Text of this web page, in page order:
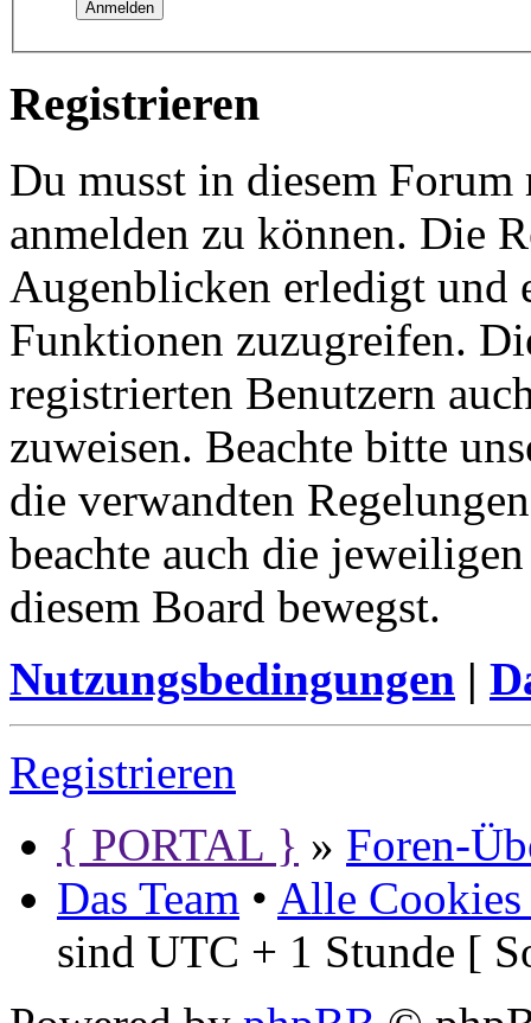
Registrieren
Du musst in diesem
anmelden zu können. Die
Augenblicken erledigt und
Funktionen zuzugreifen.
registrierten Benutzern
zuweisen. Beachte bitte
die verwandten
beachte auch die
diesem Board bewegst.
Nutzungsbedingungen |
Registrieren
{ PORTAL } » Foren-
Das Team • Alle Cookies
sind UTC + 1 Stunde [